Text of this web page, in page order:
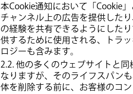
本Cookie通知において「Cookie
チャンネル上の広告を提供した
の経験を共有できるようにした
供するために使用される、トラ
ロジーも含みます。
2.2. 他の多くのウェブサイトと
なりますが、そのライフスパン
体を削除する前に、お客様のコ